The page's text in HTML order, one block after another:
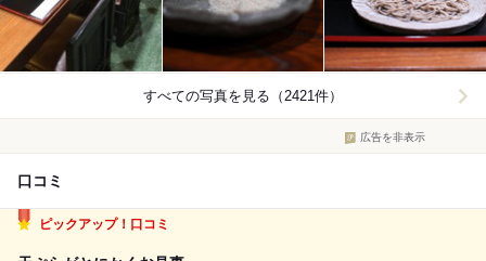
すべての写真を見る（2421件）
広告を非表示
口コミ
ピックアップ！口コミ